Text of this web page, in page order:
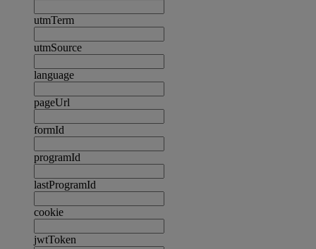
utmTerm
utmSource
language
pageUrl
formId
programId
lastProgramId
cookie
jwtToken